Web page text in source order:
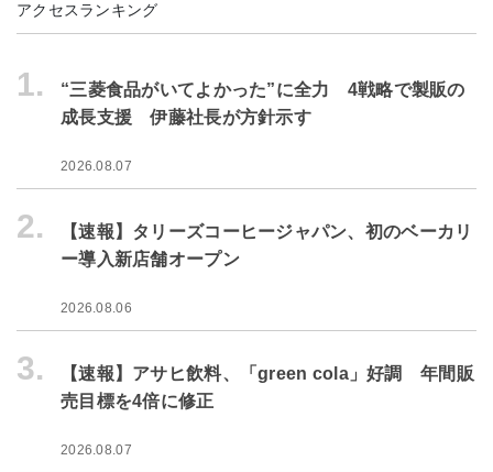
アクセスランキング
1.
“三菱食品がいてよかった”に全力 4戦略で製販の
成長支援 伊藤社長が方針示す
2026.08.07
2.
【速報】タリーズコーヒージャパン、初のベーカリ
ー導入新店舗オープン
2026.08.06
3.
【速報】アサヒ飲料、「green cola」好調 年間販
売目標を4倍に修正
2026.08.07